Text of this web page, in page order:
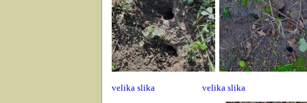
velika slika velika slika